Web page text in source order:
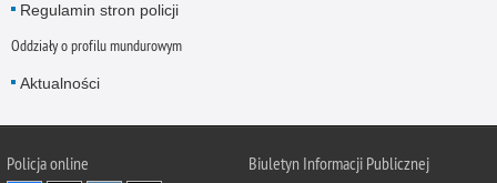
Regulamin stron policji
Oddziały o profilu mundurowym
Aktualności
Policja online Biuletyn Informacji Publicznej